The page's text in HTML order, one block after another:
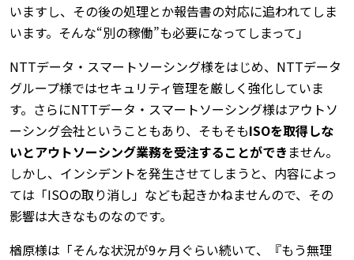
いますし、その後の処理とか報告書の対応に追われてしま
います。そんな“別の稼働”も必要になってしまって」
NTTデータ・スマートソーシング様をはじめ、NTTデータ
グループ様ではセキュリティ管理を厳しく強化していま
す。さらにNTTデータ・スマートソーシング様はアウトソ
ーシング会社ということもあり、そもそもISOを取得しな
いとアウトソーシング業務を受注することができ ません。
しかし、インシデントを発生させてしまうと、内容によっ
ては「ISOの取り消し」なども起きかねませんので、その
影響は大きなものなのです。
楢原様は「そんな状況が9ヶ月ぐらい続いて、『もう無理